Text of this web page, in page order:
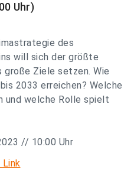
Uhr)
des
will sich der größte
Ziele setzen. Wie
2033 erreichen? Welche
und welche Rolle spielt
// 10:00 Uhr
Link